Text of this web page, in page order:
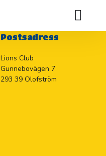
Postsadress
Lions Club
Gunnebovägen 7
293 39 Olofström